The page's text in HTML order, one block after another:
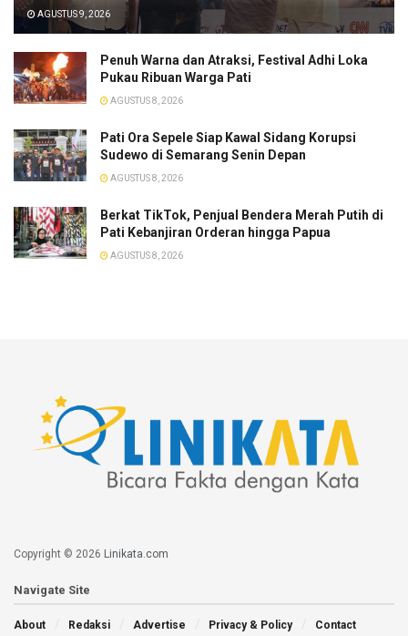
AGUSTUS 9, 2026
Penuh Warna dan Atraksi, Festival Adhi Loka
Pukau Ribuan Warga Pati
AGUSTUS 8, 2026
Pati Ora Sepele Siap Kawal Sidang Korupsi
Sudewo di Semarang Senin Depan
AGUSTUS 8, 2026
​Berkat TikTok, Penjual Bendera Merah Putih di
Pati Kebanjiran Orderan hingga Papua
AGUSTUS 8, 2026
Copyright © 2026 Linikata.com
Navigate Site
About Redaksi Advertise Privacy & Policy Contact